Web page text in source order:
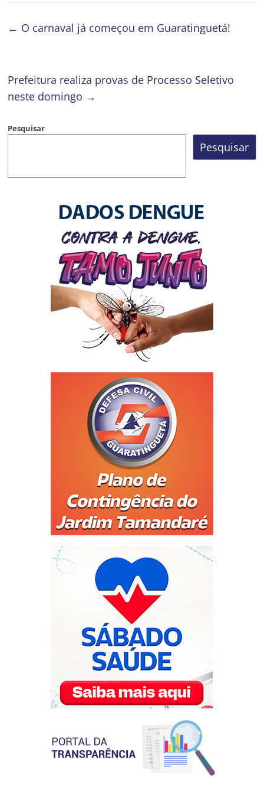
← O carnaval já começou em Guaratinguetá!
Prefeitura realiza provas de Processo Seletivo
neste domingo →
Pesquisar
Pesquisar